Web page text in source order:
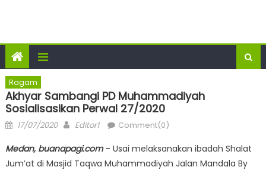
Ragam
Akhyar Sambangi PD Muhammadiyah
Sosialisasikan Perwal 27/2020
Posted
17/07/2020 Author
Editor1 Comment(0)
Medan, buanapagi.com– Usai melaksanakan ibadah Shalat
Jum’at di Masjid Taqwa Muhammadiyah Jalan Mandala By